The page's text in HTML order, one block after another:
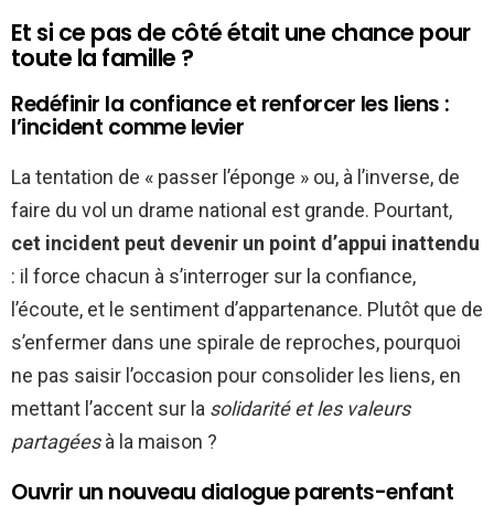
Et si ce pas de côté était une chance pour
toute la famille ?
Redéfinir la confiance et renforcer les liens :
l’incident comme levier
La tentation de « passer l’éponge » ou, à l’inverse, de
faire du vol un drame national est grande. Pourtant,
cet incident peut devenir un point d’appui inattendu
: il force chacun à s’interroger sur la confiance,
l’écoute, et le sentiment d’appartenance. Plutôt que de
s’enfermer dans une spirale de reproches, pourquoi
ne pas saisir l’occasion pour consolider les liens, en
mettant l’accent sur la solidarité et les valeurs
partagéesà la maison ?
Ouvrir un nouveau dialogue parents-enfant